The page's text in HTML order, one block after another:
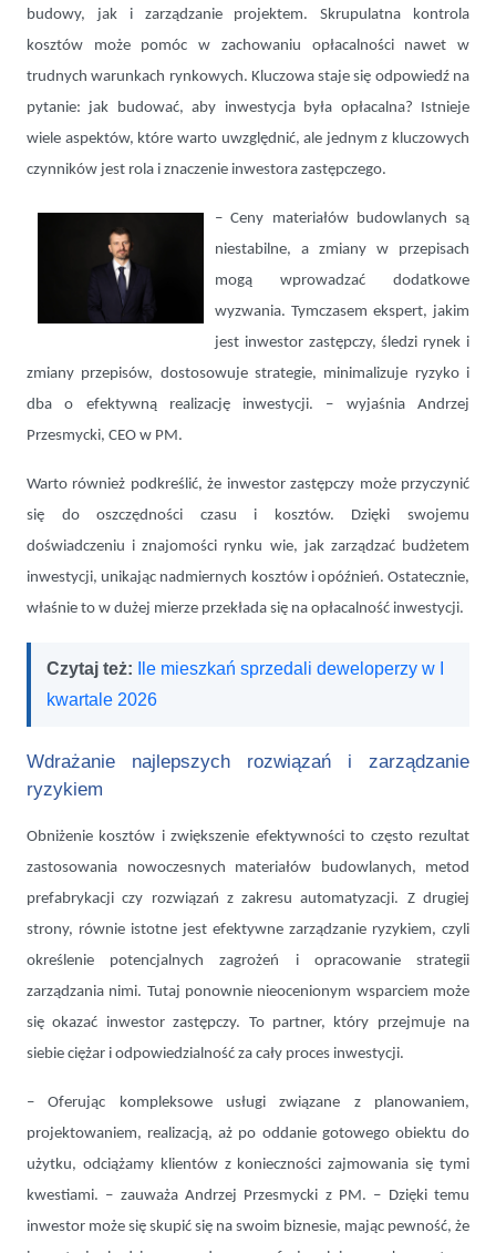
budowy, jak i zarządzanie projektem. Skrupulatna kontrola
kosztów może pomóc w zachowaniu opłacalności nawet w
trudnych warunkach rynkowych. Kluczowa staje się odpowiedź na
pytanie: jak budować, aby inwestycja była opłacalna? Istnieje
wiele aspektów, które warto uwzględnić, ale jednym z kluczowych
czynników jest rola i znaczenie inwestora zastępczego.
– Ceny materiałów budowlanych są
niestabilne, a zmiany w przepisach
mogą wprowadzać dodatkowe
wyzwania. Tymczasem ekspert, jakim
jest inwestor zastępczy, śledzi rynek i
zmiany przepisów, dostosowuje strategie, minimalizuje ryzyko i
dba o efektywną realizację inwestycji. – wyjaśnia Andrzej
Przesmycki, CEO w PM.
Warto również podkreślić, że inwestor zastępczy może przyczynić
się do oszczędności czasu i kosztów. Dzięki swojemu
doświadczeniu i znajomości rynku wie, jak zarządzać budżetem
inwestycji, unikając nadmiernych kosztów i opóźnień. Ostatecznie,
właśnie to w dużej mierze przekłada się na opłacalność inwestycji.
Czytaj też:
Ile mieszkań sprzedali deweloperzy w I
kwartale 2026
Wdrażanie najlepszych rozwiązań i zarządzanie
ryzykiem
Obniżenie kosztów i zwiększenie efektywności to często rezultat
zastosowania nowoczesnych materiałów budowlanych, metod
prefabrykacji czy rozwiązań z zakresu automatyzacji. Z drugiej
strony, równie istotne jest efektywne zarządzanie ryzykiem, czyli
określenie potencjalnych zagrożeń i opracowanie strategii
zarządzania nimi. Tutaj ponownie nieocenionym wsparciem może
się okazać inwestor zastępczy. To partner, który przejmuje na
siebie ciężar i odpowiedzialność za cały proces inwestycji.
– Oferując kompleksowe usługi związane z planowaniem,
projektowaniem, realizacją, aż po oddanie gotowego obiektu do
użytku, odciążamy klientów z konieczności zajmowania się tymi
kwestiami. – zauważa Andrzej Przesmycki z PM. – Dzięki temu
inwestor może się skupić się na swoim biznesie, mając pewność, że